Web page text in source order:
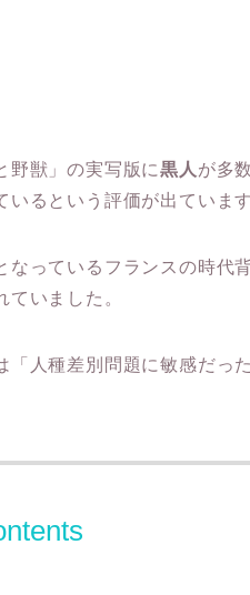
野獣」の実写版に黒人 が多
いるという評価が出ていま
なっているフランスの時代
ていました。
「人種差別問題に敏感だっ